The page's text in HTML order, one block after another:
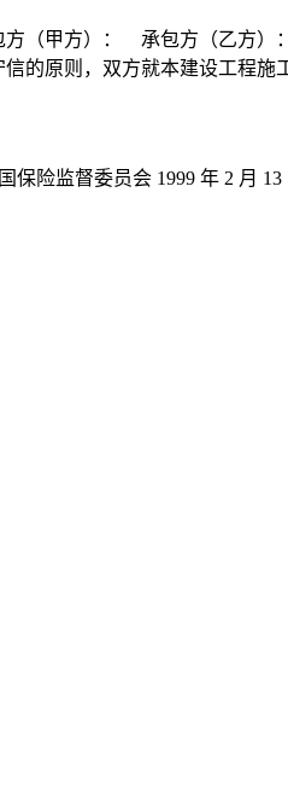
（甲方）： 承包方（乙方）
的原则，双方就本建设工程施
险监督委员会 1999 年 2 月 13